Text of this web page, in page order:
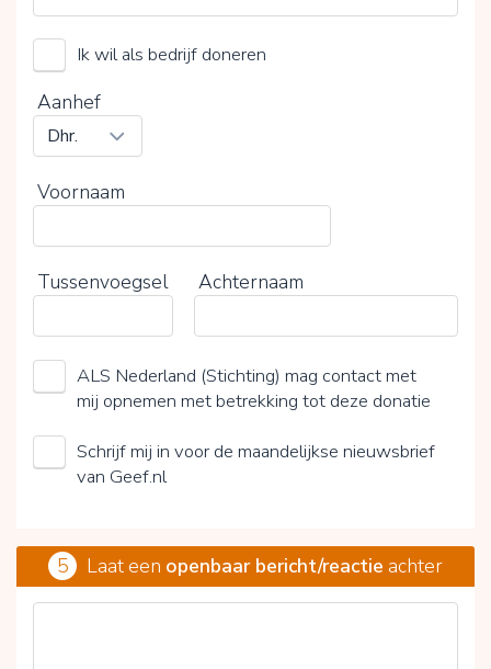
Kies je vrijwillige bijdrage
0%
Ik wil als bedrijf doneren
Aanhef
Voornaam
Tussenvoegsel Achternaam
ALS Nederland (Stichting) mag contact met
mij opnemen met betrekking tot deze donatie
Schrijf mij in voor de maandelijkse nieuwsbrief
van Geef.nl
5 Laat een openbaar bericht/reactie achter